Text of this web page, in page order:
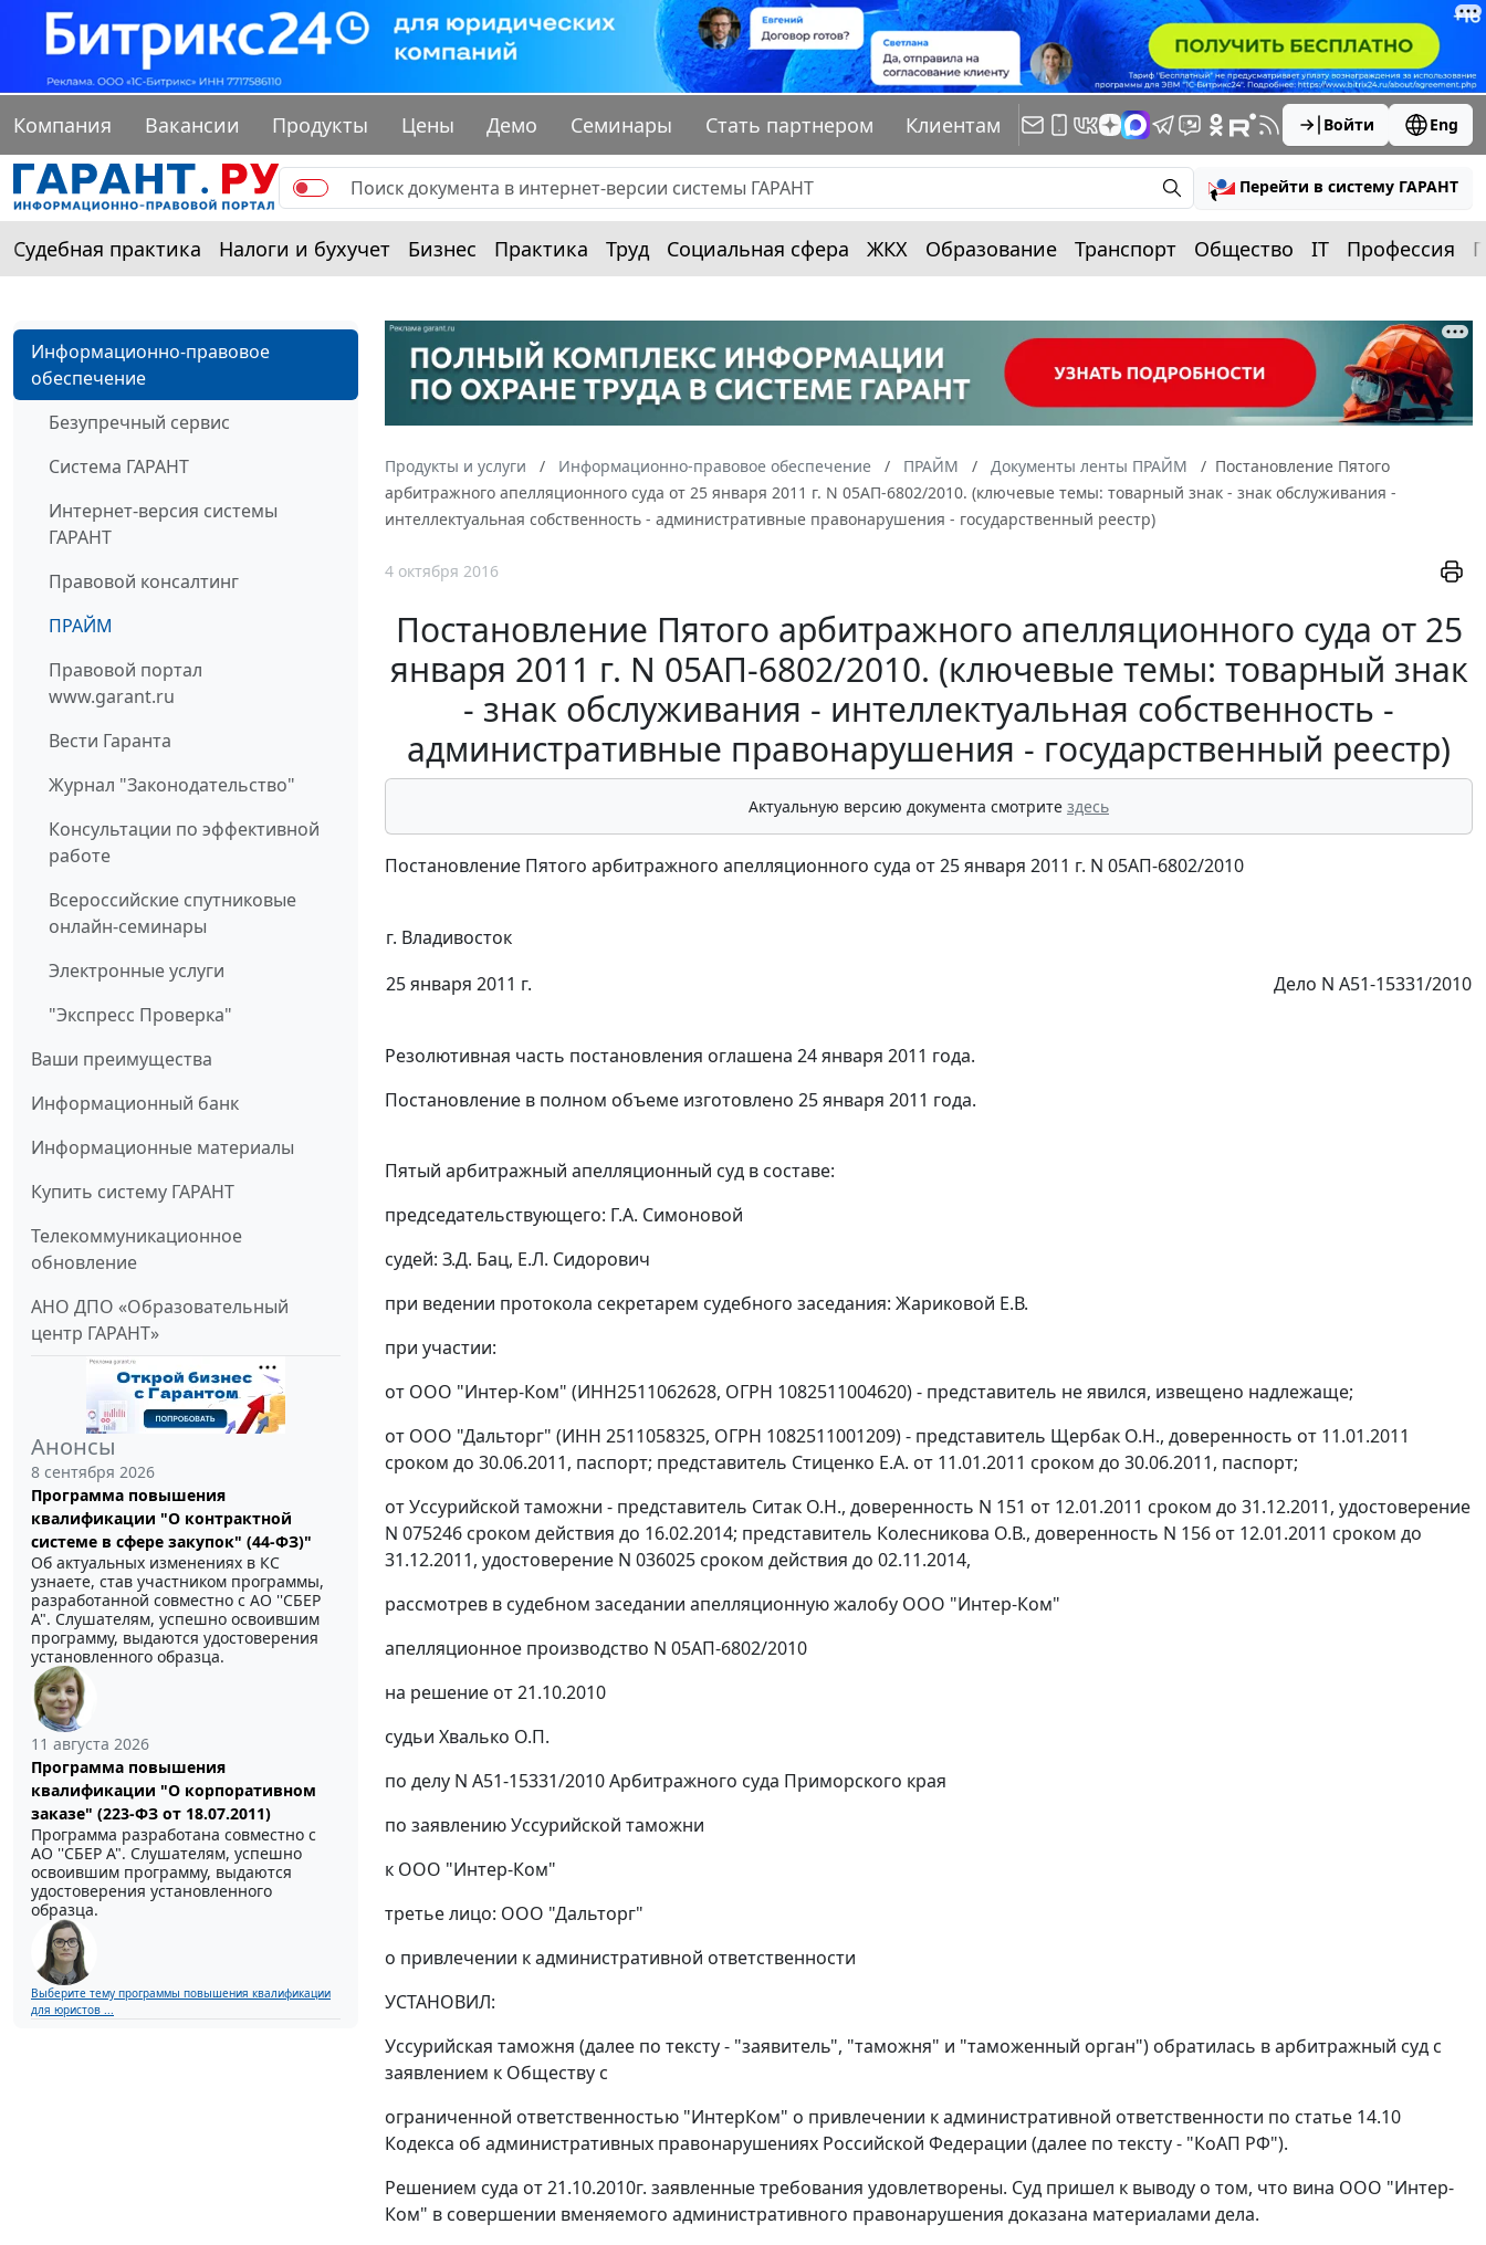
Компания Вакансии Продукты Цены Демо Семинары Стать партнером Клиентам Войти Eng
Перейти в систему ГАРАНТ
Судебная практика Налоги и бухучет Бизнес Практика Труд Социальная сфера ЖКХ Образование Транспорт Общество IT Профессия
Информационно-правовое
обеспечение
Безупречный сервис
Система ГАРАНТ
Интернет-версия системы
ГАРАНТ
Правовой консалтинг
ПРАЙМ
Правовой портал
www.garant.ru
Вести Гаранта
Журнал "Законодательство"
Консультации по эффективной
работе
Всероссийские спутниковые
онлайн-семинары
Электронные услуги
"Экспресс Проверка"
Ваши преимущества
Информационный банк
Информационные материалы
Купить систему ГАРАНТ
Телекоммуникационное
обновление
АНО ДПО «Образовательный
центр ГАРАНТ»
Анонсы
8 сентября 2026
Программа повышения
квалификации "О контрактной
системе в сфере закупок" (44-ФЗ)"
Об актуальных изменениях в КС
узнаете, став участником программы,
разработанной совместно с АО ''СБЕР
А". Слушателям, успешно освоившим
программу, выдаются удостоверения
установленного образца.
11 августа 2026
Программа повышения
квалификации "О корпоративном
заказе" (223-ФЗ от 18.07.2011)
Программа разработана совместно с
АО ''СБЕР А". Слушателям, успешно
освоившим программу, выдаются
удостоверения установленного
образца.
Выберите тему программы повышения квалификации
для юристов ...
Продукты и услуги Информационно-правовое обеспечение ПРАЙМ Документы ленты ПРАЙМ
Постановление Пятого
арбитражного апелляционного суда от 25 января 2011 г. N 05АП-6802/2010. (ключевые темы: товарный знак - знак обслуживания -
интеллектуальная собственность - административные правонарушения - государственный реестр)
4 октября 2016
Постановление Пятого арбитражного апелляционного суда от 25
января 2011 г. N 05АП-6802/2010. (ключевые темы: товарный знак
- знак обслуживания - интеллектуальная собственность -
административные правонарушения - государственный реестр)
Актуальную версию документа смотрите здесь
Постановление Пятого арбитражного апелляционного суда от 25 января 2011 г. N 05АП-6802/2010
г. Владивосток
25 января 2011 г.
Дело N А51-15331/2010
Резолютивная часть постановления оглашена 24 января 2011 года.
Постановление в полном объеме изготовлено 25 января 2011 года.
Пятый арбитражный апелляционный суд в составе:
председательствующего: Г.А. Симоновой
судей: З.Д. Бац, Е.Л. Сидорович
при ведении протокола секретарем судебного заседания: Жариковой Е.В.
при участии:
от ООО "Интер-Ком" (ИНН2511062628, ОГРН 1082511004620) - представитель не явился, извещено надлежаще;
от ООО "Дальторг" (ИНН 2511058325, ОГРН 1082511001209) - представитель Щербак О.Н., доверенность от 11.01.2011
сроком до 30.06.2011, паспорт; представитель Стиценко Е.А. от 11.01.2011 сроком до 30.06.2011, паспорт;
от Уссурийской таможни - представитель Ситак О.Н., доверенность N 151 от 12.01.2011 сроком до 31.12.2011, удостоверение
N 075246 сроком действия до 16.02.2014; представитель Колесникова О.В., доверенность N 156 от 12.01.2011 сроком до
31.12.2011, удостоверение N 036025 сроком действия до 02.11.2014,
рассмотрев в судебном заседании апелляционную жалобу ООО "Интер-Ком"
апелляционное производство N 05АП-6802/2010
на решение от 21.10.2010
судьи Хвалько О.П.
по делу N А51-15331/2010 Арбитражного суда Приморского края
по заявлению Уссурийской таможни
к ООО "Интер-Ком"
третье лицо: ООО "Дальторг"
о привлечении к административной ответственности
УСТАНОВИЛ:
Уссурийская таможня (далее по тексту - "заявитель", "таможня" и "таможенный орган") обратилась в арбитражный суд с
заявлением к Обществу с
ограниченной ответственностью "ИнтерКом" о привлечении к административной ответственности по статье 14.10
Кодекса об административных правонарушениях Российской Федерации (далее по тексту - "КоАП РФ").
Решением суда от 21.10.2010г. заявленные требования удовлетворены. Суд пришел к выводу о том, что вина ООО "Интер-
Ком" в совершении вменяемого административного правонарушения доказана материалами дела.